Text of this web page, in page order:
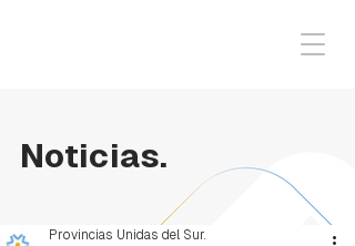
Noticias.
Provincias Unidas del Sur.